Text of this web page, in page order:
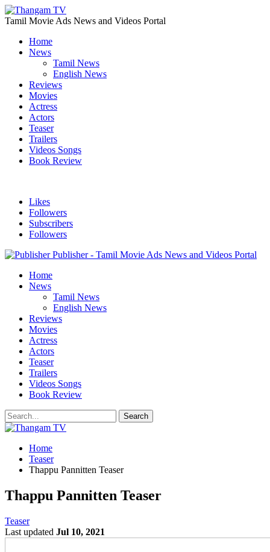
Tamil Movie Ads News and Videos Portal
Home
News
Tamil News
English News
Reviews
Movies
Actress
Actors
Teaser
Trailers
Videos Songs
Book Review
Likes
Followers
Subscribers
Followers
Publisher - Tamil Movie Ads News and Videos Portal
Home
News
Tamil News
English News
Reviews
Movies
Actress
Actors
Teaser
Trailers
Videos Songs
Book Review
Home
Teaser
Thappu Pannitten Teaser
Thappu Pannitten Teaser
Teaser
Last updated Jul 10, 2021